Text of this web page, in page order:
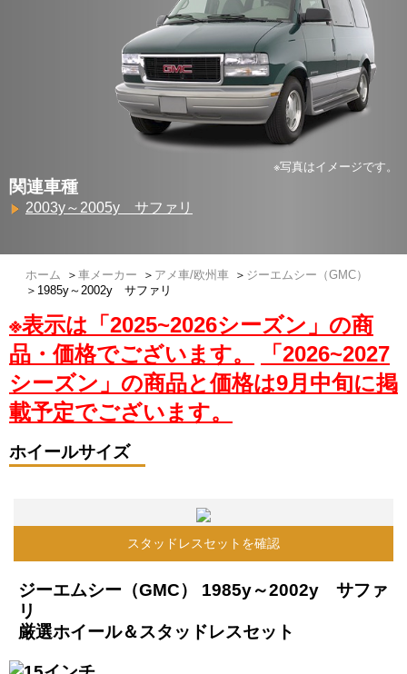
※写真はイメージです。
関連車種
2003y～2005y サファリ
ホーム ＞ 車メーカー ＞ アメ車/欧州車 ＞ ジーエムシー（GMC）
＞ 1985y～2002y サファリ
※表示は「2025~2026シーズン」の商
品・価格でございます。
「2026~2027
シーズン」の商品と価格は9月中旬に掲
載予定でございます。
ホイールサイズ
スタッドレスセットを確認
ジーエムシー（GMC） 1985y～2002y サファ
リ
厳選ホイール＆スタッドレスセット